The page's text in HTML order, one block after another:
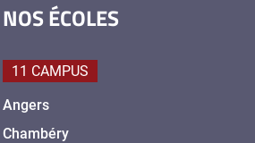
NOS ÉCOLES
11 CAMPUS
Angers
Chambéry